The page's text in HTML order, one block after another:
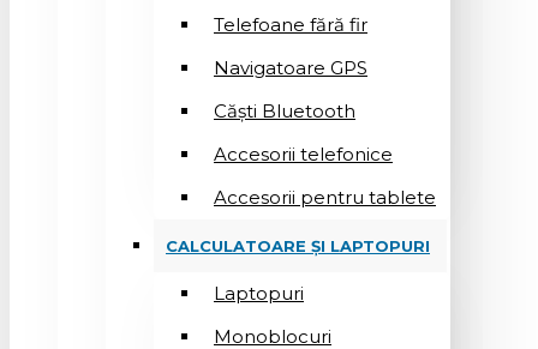
Telefoane fără fir
Navigatoare GPS
Căști Bluetooth
Accesorii telefonice
Accesorii pentru tablete
CALCULATOARE ȘI LAPTOPURI
Laptopuri
Monoblocuri